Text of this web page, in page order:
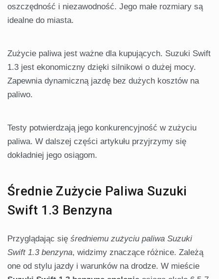
oszczędność i niezawodność. Jego małe rozmiary są
idealne do miasta.
Zużycie paliwa jest ważne dla kupujących. Suzuki Swift
1.3 jest ekonomiczny dzięki silnikowi o dużej mocy.
Zapewnia dynamiczną jazdę bez dużych kosztów na
paliwo.
Testy potwierdzają jego konkurencyjność w zużyciu
paliwa. W dalszej części artykułu przyjrzymy się
dokładniej jego osiągom.
Średnie Zużycie Paliwa Suzuki
Swift 1.3 Benzyna
Przyglądając się średniemu zużyciu paliwa Suzuki
Swift 1.3 benzyna, widzimy znaczące różnice. Zależą
one od stylu jazdy i warunków na drodze. W mieście